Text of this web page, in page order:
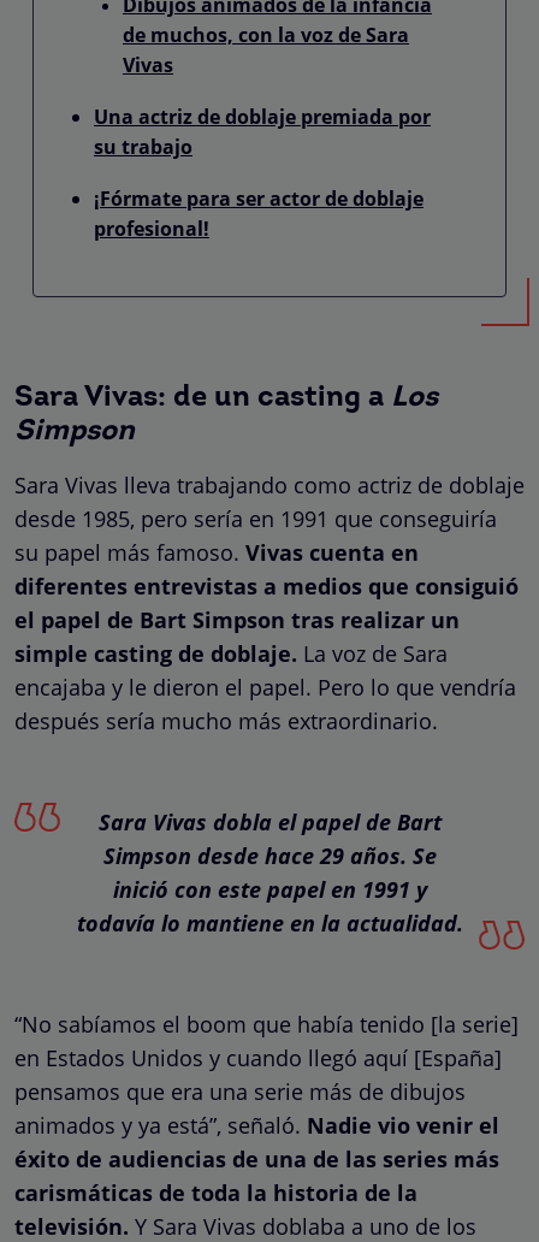
de muchos, con la voz de Sara
Vivas
Una actriz de doblaje premiada por
su trabajo
¡Fórmate para ser actor de doblaje
profesional!
Sara Vivas: de un casting a Los
Simpson
Sara Vivas lleva trabajando como actriz de doblaje
desde 1985, pero sería en 1991 que conseguiría
su papel más famoso. Vivas cuenta en
diferentes entrevistas a medios que consiguió
el papel de Bart Simpson tras realizar un
simple casting de doblaje. La voz de Sara
encajaba y le dieron el papel. Pero lo que vendría
después sería mucho más extraordinario.
Sara Vivas dobla el papel de Bart
Simpson desde hace 29 años. Se
inició con este papel en 1991 y
todavía lo mantiene en la actualidad.
“No sabíamos el boom que había tenido [la serie]
en Estados Unidos y cuando llegó aquí [España]
pensamos que era una serie más de dibujos
animados y ya está”, señaló. Nadie vio venir el
éxito de audiencias de una de las series más
carismáticas de toda la historia de la
televisión. Y Sara Vivas doblaba a uno de los